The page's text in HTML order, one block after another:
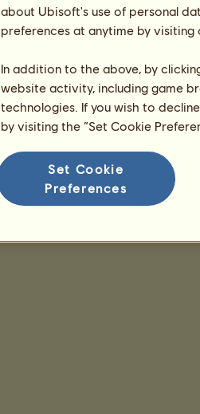
about Ubisoft's use of personal
preferences at anytime by
In addition to the above, by
website activity, including game
technologies. If you wish to
by visiting the “Set Cookie
Set Cookie
Preferences